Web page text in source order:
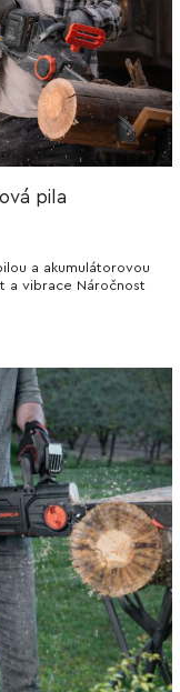
pila
a akumulátorovou
a vibrace Náročnost